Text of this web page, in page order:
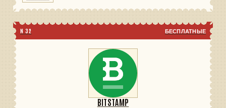
N 32 БЕСПЛАТНЫЕ
BITSTAMP